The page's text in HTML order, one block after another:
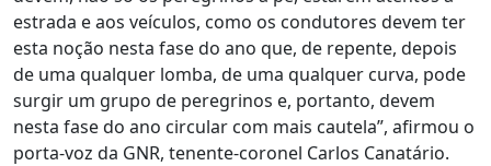
estrada e aos veículos, como os condutores devem ter
esta noção nesta fase do ano que, de repente, depois
de uma qualquer lomba, de uma qualquer curva, pode
surgir um grupo de peregrinos e, portanto, devem
nesta fase do ano circular com mais cautela”, afirmou o
porta-voz da GNR, tenente-coronel Carlos Canatário.